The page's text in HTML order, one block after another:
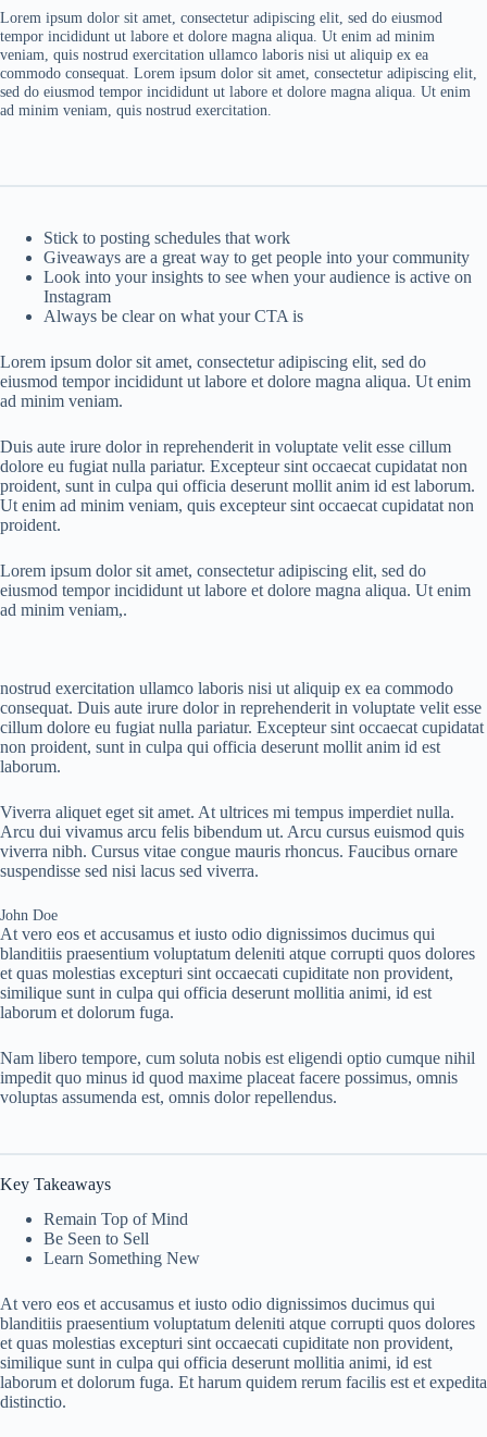
Lorem ipsum dolor sit amet, consectetur adipiscing elit, sed do eiusmod
tempor incididunt ut labore et dolore magna aliqua. Ut enim ad minim
veniam, quis nostrud exercitation ullamco laboris nisi ut aliquip ex ea
commodo consequat. Lorem ipsum dolor sit amet, consectetur adipiscing elit,
sed do eiusmod tempor incididunt ut labore et dolore magna aliqua. Ut enim
ad minim veniam, quis nostrud exercitation.
Stick to posting schedules that work
Giveaways are a great way to get people into your community
Look into your insights to see when your audience is active on
Instagram
Always be clear on what your CTA is
Lorem ipsum dolor sit amet, consectetur adipiscing elit, sed do
eiusmod tempor incididunt ut labore et dolore magna aliqua. Ut enim
ad minim veniam.
Duis aute irure dolor in reprehenderit in voluptate velit esse cillum
dolore eu fugiat nulla pariatur. Excepteur sint occaecat cupidatat non
proident, sunt in culpa qui officia deserunt mollit anim id est laborum.
Ut enim ad minim veniam, quis excepteur sint occaecat cupidatat non
proident.
Lorem ipsum dolor sit amet, consectetur adipiscing elit, sed do
eiusmod tempor incididunt ut labore et dolore magna aliqua. Ut enim
ad minim veniam,.
nostrud exercitation ullamco laboris nisi ut aliquip ex ea commodo
consequat. Duis aute irure dolor in reprehenderit in voluptate velit esse
cillum dolore eu fugiat nulla pariatur. Excepteur sint occaecat cupidatat
non proident, sunt in culpa qui officia deserunt mollit anim id est
laborum.
Viverra aliquet eget sit amet. At ultrices mi tempus imperdiet nulla.
Arcu dui vivamus arcu felis bibendum ut. Arcu cursus euismod quis
viverra nibh. Cursus vitae congue mauris rhoncus. Faucibus ornare
suspendisse sed nisi lacus sed viverra.
John Doe
At vero eos et accusamus et iusto odio dignissimos ducimus qui
blanditiis praesentium voluptatum deleniti atque corrupti quos dolores
et quas molestias excepturi sint occaecati cupiditate non provident,
similique sunt in culpa qui officia deserunt mollitia animi, id est
laborum et dolorum fuga.
Nam libero tempore, cum soluta nobis est eligendi optio cumque nihil
impedit quo minus id quod maxime placeat facere possimus, omnis
voluptas assumenda est, omnis dolor repellendus.
Key Takeaways
Remain Top of Mind
Be Seen to Sell
Learn Something New
At vero eos et accusamus et iusto odio dignissimos ducimus qui
blanditiis praesentium voluptatum deleniti atque corrupti quos dolores
et quas molestias excepturi sint occaecati cupiditate non provident,
similique sunt in culpa qui officia deserunt mollitia animi, id est
laborum et dolorum fuga. Et harum quidem rerum facilis est et expedita
distinctio.